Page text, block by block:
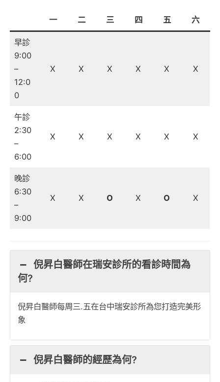
一 二 三 四 五 六
早診
9:00
–
12:0
0
X X X X X X
午診
2:30
–
6:00
X X X X X X
晚診
6:30
–
9:00
X X O X O X
倪昇白醫師在瑞安診所的看診時間為
何?
倪昇白醫師每周三.五在台中瑞安診所為您打造完美形
象
倪昇白醫師的經歷為何?